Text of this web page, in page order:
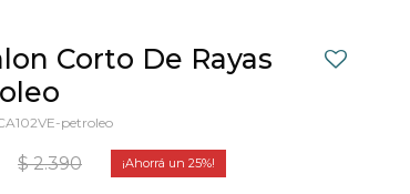
Corto De Rayas
petroleo
$ 2.390 25